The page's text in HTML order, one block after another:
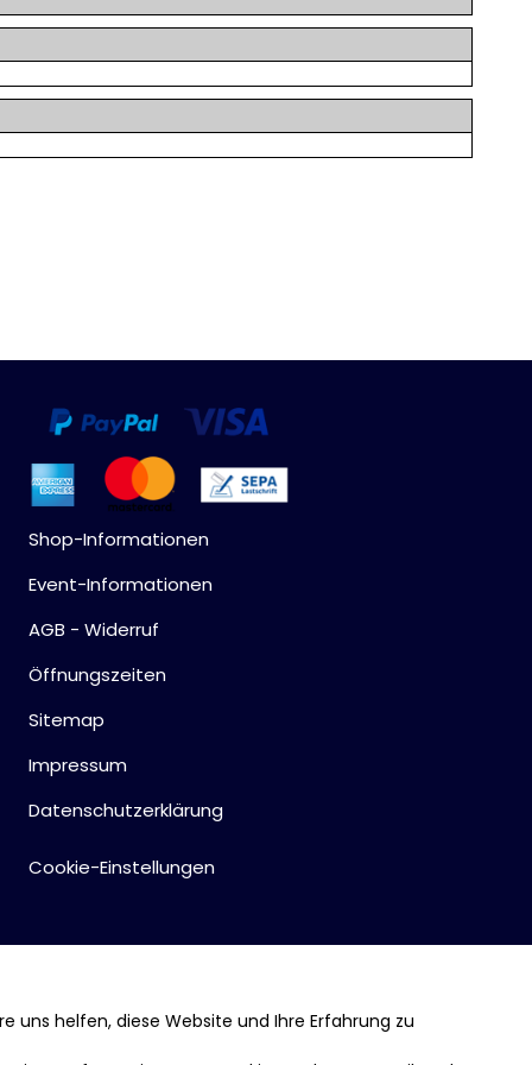
Shop-Informationen
Event-Informationen
AGB - Widerruf
Öffnungszeiten
Sitemap
Impressum
Datenschutzerklärung
Cookie-Einstellungen
uns helfen, diese Website und Ihre Erfahrung zu